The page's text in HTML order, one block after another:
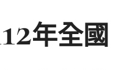
年全國